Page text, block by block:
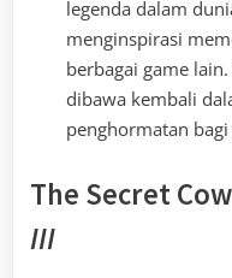
legenda dalam
menginspirasi
berbagai game
dibawa kembali
penghormatan
The Secret
III